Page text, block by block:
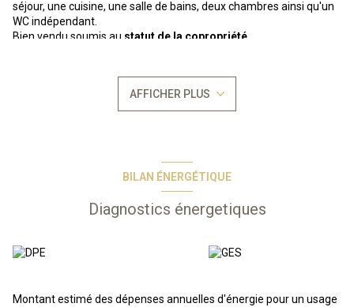
séjour, une cuisine, une salle de bains, deux chambres ainsi qu'un
WC indépendant.
Bien vendu soumis au statut de la copropriété
végétation généreuse, des villas spacieuses de grand confort
ouvertes sur une terrasse. De mi-mai à fin septembre, vous
*Photos types issues de la phototèque Odalys*
Les informations sur les risques auxquels ce bien est exposé sont
AFFICHER PLUS
BILAN ÉNERGÉTIQUE
Diagnostics énergetiques
Montant estimé des dépenses annuelles d'énergie pour un usage